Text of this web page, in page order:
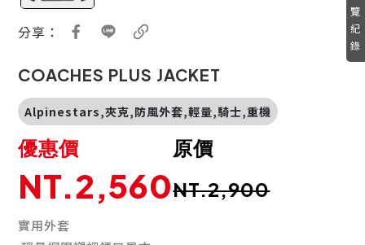
分享：
COACHES PLUS JACKET
Alpinestars,夾克,防風外套,輕量,騎士,重機
原價
NT.2,900
優惠價
NT.2,560
實用外套
覽
紀
錄